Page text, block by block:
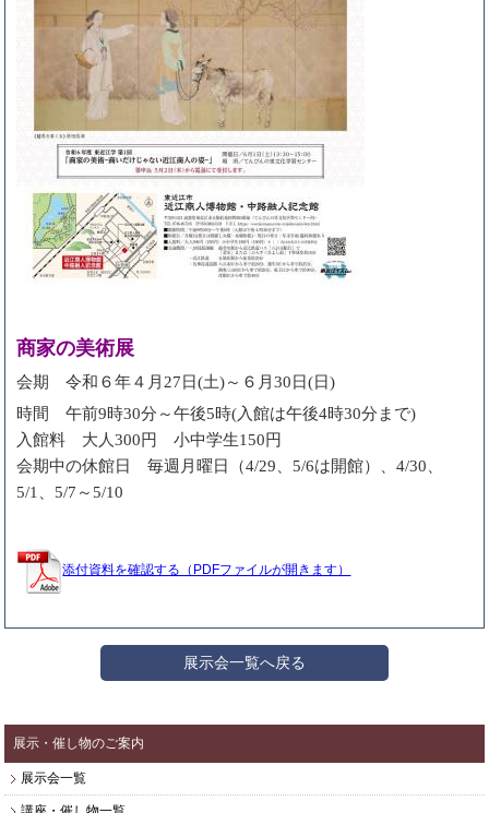
商家の美術展
会期 令和６年４月27日(土)～６月30日(日)
時間 午前9時30分～午後5時(入館は午後4時30分まで)
入館料 大人300円 小中学生150円
会期中の休館日 毎週月曜日（4/29、5/6は開館）、4/30、
5/1、5/7～5/10
添付資料を確認する（PDFファイルが開きます）
展示会一覧へ戻る
展示・催し物のご案内
展示会一覧